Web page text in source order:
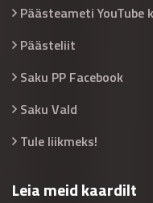
Päästeameti YouTube
Päästeliit
Saku PP Facebook
Saku Vald
Tule liikmeks!
Leia meid kaardilt